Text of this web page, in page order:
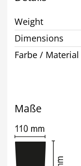
Weight
Dimensions
Farbe / Material
Maße